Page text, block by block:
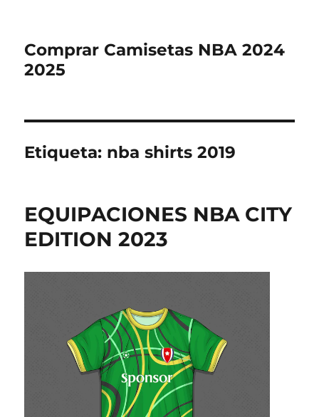
Comprar Camisetas NBA 2024
2025
Etiqueta: nba shirts 2019
EQUIPACIONES NBA CITY
EDITION 2023